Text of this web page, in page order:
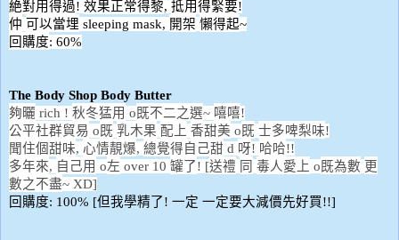
絶對用得過! 效果正常得黎, 抵用得緊要!
仲 可以當埋 sleeping mask, 開架 懶得起~
回購度: 60%
The Body Shop Body Butter
夠曬 rich ! 秋冬猛用 o既不二之選~ 嘻嘻!
公平社群貿易 o既 乳木果 配上 香甜美 o既 士多啤梨味!
聞住個甜味, 心情靚爆, 總覺得自己甜 d 呀! 哈哈!!
多年來, 自己用 o左 over 10 罐了! [送禮 同 毒人愛上 o既為數 更
數之不盡~ XD]
回購度: 100% [但我學精了! 一定 一定要大減價先好買!!]